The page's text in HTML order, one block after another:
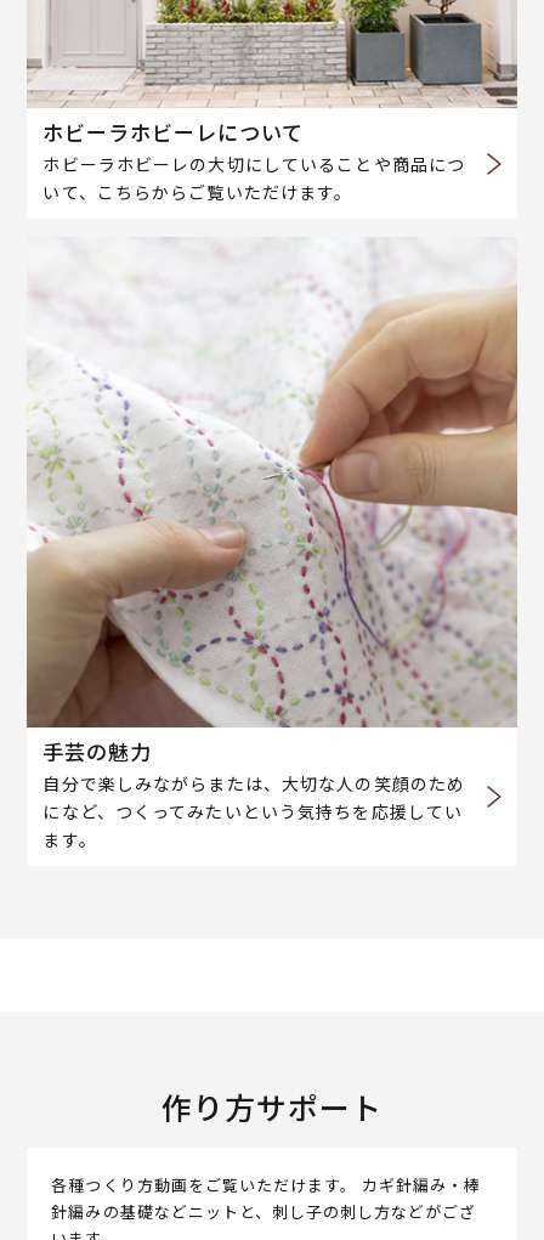
ホビーラホビーレについて
ホビーラホビーレの大切にしていることや商品につ
いて、こちらからご覧いただけます。
手芸の魅力
自分で楽しみながらまたは、大切な人の笑顔のため
になど、つくってみたいという気持ちを応援してい
ます。
作り方サポート
各種つくり方動画をご覧いただけます。 カギ針編み・棒
針編みの基礎などニットと、刺し子の刺し方などがござ